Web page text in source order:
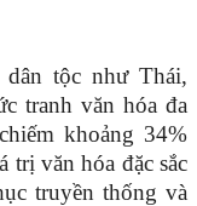
tộc như Thái,
tranh văn hóa đa
khoảng 34%
trị văn hóa đặc sắc
truyền thống và